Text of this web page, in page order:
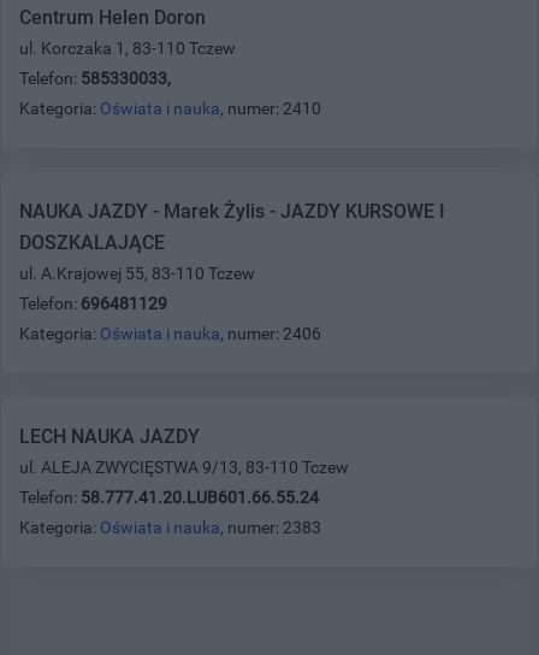
Centrum Helen Doron
ul. Korczaka 1, 83-110 Tczew
Telefon: 585330033,
Kategoria: Oświata i nauka, numer: 2410
NAUKA JAZDY - Marek Żylis - JAZDY KURSOWE I
DOSZKALAJĄCE
ul. A.Krajowej 55, 83-110 Tczew
Telefon: 696481129
Kategoria: Oświata i nauka, numer: 2406
LECH NAUKA JAZDY
ul. ALEJA ZWYCIĘSTWA 9/13, 83-110 Tczew
Telefon: 58.777.41.20.LUB601.66.55.24
Kategoria: Oświata i nauka, numer: 2383